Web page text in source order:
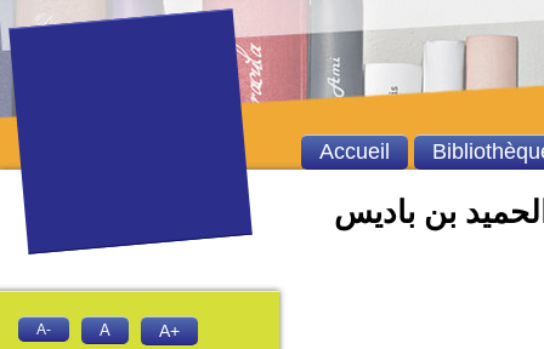
بن باديس
Accueil
A- A A+